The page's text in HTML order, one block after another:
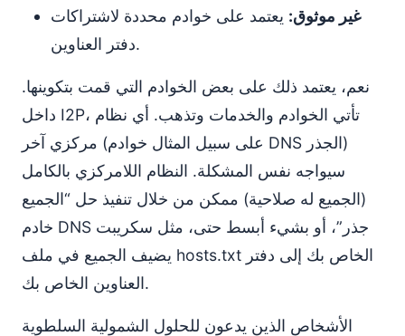
غير موثوق: يعتمد على خوادم محددة لاشتراكات
دفتر العناوين.
نعم، يعتمد ذلك على بعض الخوادم التي قمت بتكوينها.
داخل I2P، تأتي الخوادم والخدمات وتذهب. أي نظام
مركزي آخر (على سبيل المثال خوادم DNS الجذر)
سيواجه نفس المشكلة. النظام اللامركزي بالكامل
(الجميع له صلاحية) ممكن من خلال تنفيذ حل “الجميع
خادم DNS جذر”، أو بشيء أبسط حتى، مثل سكريبت
يضيف الجميع في ملف hosts.txt الخاص بك إلى دفتر
العناوين الخاص بك.
الأشخاص الذين يدعون للحلول الشمولية السلطوية